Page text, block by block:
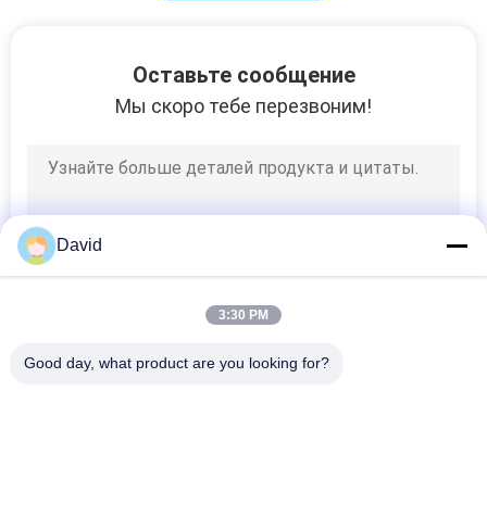
Материал трением
тормоза
тормозные
колодки
Оставьте сообщение
Мы скоро тебе перезвоним!
David
3:30 PM
Good day, what product are you looking for?